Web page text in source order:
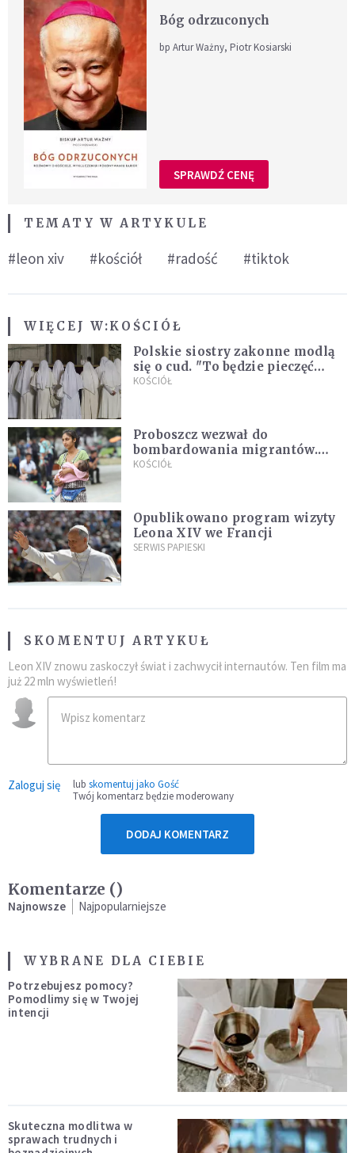
Bóg odrzuconych
bp Artur Ważny, Piotr Kosiarski
SPRAWDŹ CENĘ
TEMATY W ARTYKULE
#leon xiv #kościół #radość #tiktok
WIĘCEJ W:KOŚCIÓŁ
Polskie siostry zakonne modlą
się o cud. "To będzie pieczęć
Pana Boga dla naszej wiary"
KOŚCIÓŁ
Proboszcz wezwał do
bombardowania migrantów.
"Masowy ogień przeciwko
KOŚCIÓŁ
Opublikowano program wizyty
Leona XIV we Francji
SERWIS PAPIESKI
SKOMENTUJ ARTYKUŁ
Leon XIV znowu zaskoczył świat i zachwycił internautów. Ten film ma
już 22 mln wyświetleń!
Zaloguj się lub skomentuj jako Gość
Twój komentarz będzie moderowany
DODAJ KOMENTARZ
Komentarze ()
Najnowsze Najpopularniejsze
WYBRANE DLA CIEBIE
Potrzebujesz pomocy?
Pomodlimy się w Twojej
intencji
Skuteczna modlitwa w
sprawach trudnych i